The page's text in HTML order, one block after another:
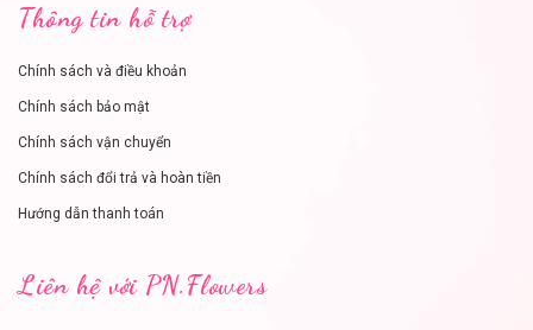
Thông tin hỗ trợ
Chính sách và điều khoản
Chính sách bảo mật
Chính sách vận chuyển
Chính sách đổi trả và hoàn tiền
Hướng dẫn thanh toán
Liên hệ với PN.Flowers